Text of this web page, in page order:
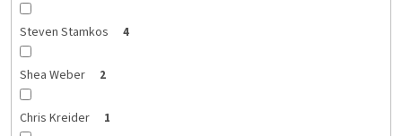
Steven Stamkos 4
Shea Weber 2
Chris Kreider 1